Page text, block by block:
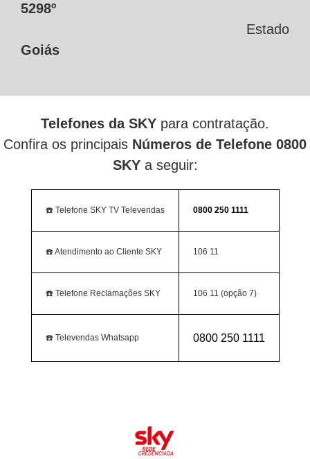
5298º
Estado
Goiás
Telefones da SKY para contratação.
Confira os principais Números de Telefone 0800
SKYa seguir:
☎️ Telefone SKY TV Televendas 0800 250 1111
☎️ Atendimento ao Cliente SKY 106 11
☎️ Telefone Reclamações SKY 106 11 (opção 7)
☎️ Televendas Whatsapp 0800 250 1111